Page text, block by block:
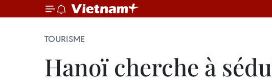
TOURISME
Hanoï cherche à